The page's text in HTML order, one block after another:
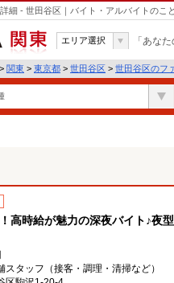
- 世田谷区｜バイト・アルバイトのこ
関東
エリア選択 「あな
> 関東 > 東京都 > 世田谷区 > 世田谷区のフ
高時給が魅力の深夜バイト♪夜
スタッフ（接客・調理・清掃など）